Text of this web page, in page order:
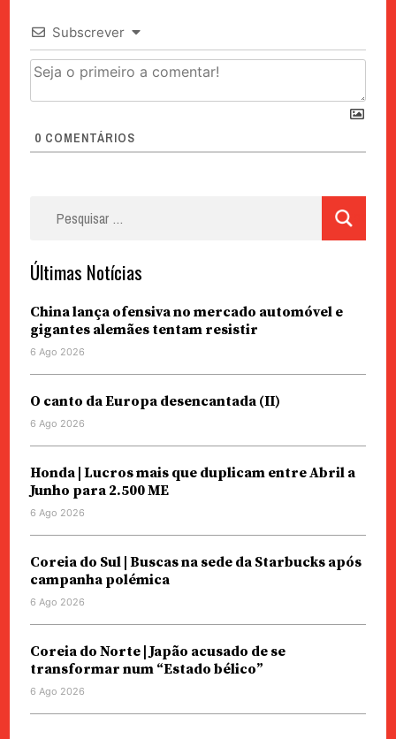
Subscrever
0 COMENTÁRIOS
Últimas Notícias
China lança ofensiva no mercado automóvel e
gigantes alemães tentam resistir
6 Ago 2026
O canto da Europa desencantada (II)
6 Ago 2026
Honda | Lucros mais que duplicam entre Abril a
Junho para 2.500 ME
6 Ago 2026
Coreia do Sul | Buscas na sede da Starbucks após
campanha polémica
6 Ago 2026
Coreia do Norte | Japão acusado de se
transformar num “Estado bélico”
6 Ago 2026